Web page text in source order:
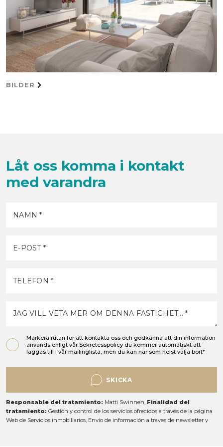
BILDER
Låt oss komma i kontakt
med varandra
Markera rutan för att kontakta oss och godkänna att din information
används enligt vår Sekretesspolicy du kommer automatiskt att
läggas till i vår mailinglista, men du kan när som helst välja bort*
SKICKA
Responsable del tratamiento: Matti Swinnen, Finalidad del
tratamiento: Gestión y control de los servicios ofrecidos a través de la página
Web de Servicios inmobiliarios, Envío de información a traves de newsletter y